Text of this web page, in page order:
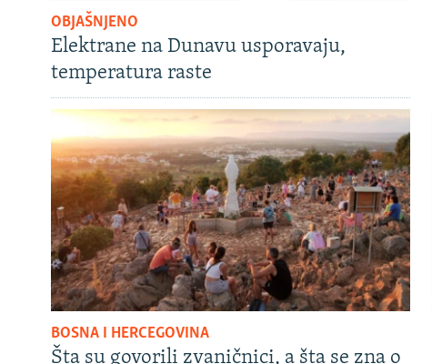
OBJAŠNJENO
Elektrane na Dunavu usporavaju,
temperatura raste
BOSNA I HERCEGOVINA
Šta su govorili zvaničnici, a šta se zna o